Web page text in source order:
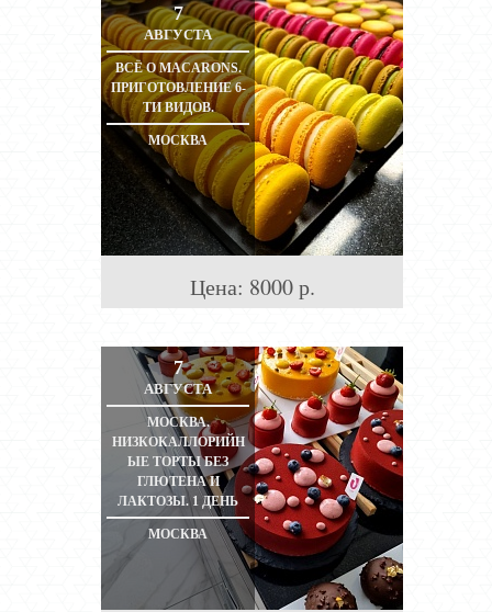
7
АВГУСТА
ВСЁ О MACARONS.
ПРИГОТОВЛЕНИЕ 6-
ТИ ВИДОВ.
МОСКВА
Цена: 8000 р.
7
АВГУСТА
МОСКВА.
НИЗКОКАЛЛОРИЙН
ЫЕ ТОРТЫ БЕЗ
ГЛЮТЕНА И
ЛАКТОЗЫ. 1 ДЕНЬ
МОСКВА